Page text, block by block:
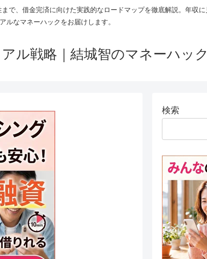
で、借金完済に向けた実践的なロードマップを徹底解説。年収
ルなマネーハックをお届けします。
ル戦略｜結城智のマネーハック
検索